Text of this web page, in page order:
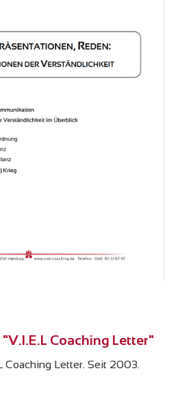
Coaching Letter"
Coaching Letter. Seit 2003.